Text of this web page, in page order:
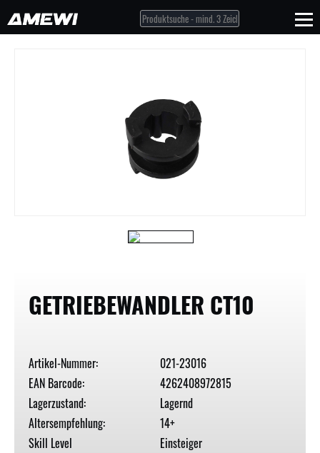
GETRIEBEWANDLER CT10
Artikel-Nummer:
021-23016
EAN Barcode:
4262408972815
Lagerzustand:
Lagernd
Altersempfehlung:
14+
Skill Level
Einsteiger